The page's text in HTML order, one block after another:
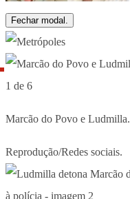
Fechar modal.
1 de 6
Marcão do Povo e Ludmilla.
Reprodução/Redes sociais.